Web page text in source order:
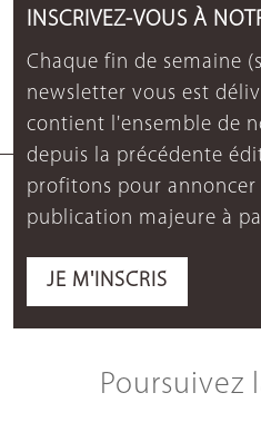
INSCRIVEZ-VOUS À
Chaque fin de semaine
newsletter vous est
contient l'ensemble de
depuis la précédente
profitons pour
publication majeure à
JE M'INSCRIS
Poursuivez